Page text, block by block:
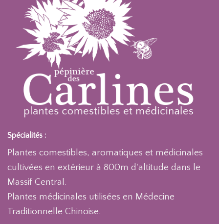
Spécialités :
Plantes comestibles, aromatiques et médicinales
cultivées en extérieur à 800m d'altitude dans le
Massif Central.
Plantes médicinales utilisées en Médecine
Traditionnelle Chinoise.